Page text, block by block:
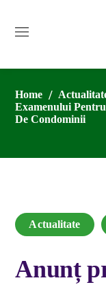
Home
Examenului
De Condominii
Actualitate
Anunț